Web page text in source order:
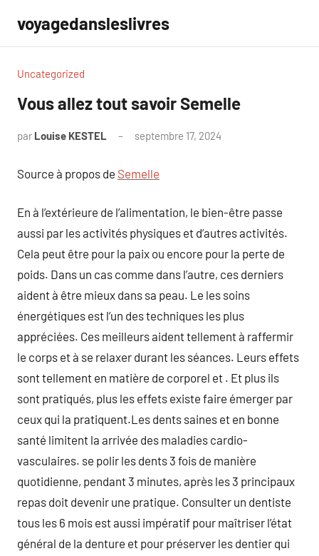
contenu
voyagedansleslivres
Uncategorized
Vous allez tout savoir Semelle
par Louise KESTEL septembre 17, 2024
Source à propos de Semelle
En à l’extérieure de l’alimentation, le bien-être passe
aussi par les activités physiques et d’autres activités.
Cela peut être pour la paix ou encore pour la perte de
poids. Dans un cas comme dans l’autre, ces derniers
aident à être mieux dans sa peau. Le les soins
énergétiques est l’un des techniques les plus
appréciées. Ces meilleurs aident tellement à raffermir
le corps et à se relaxer durant les séances. Leurs effets
sont tellement en matière de corporel et . Et plus ils
sont pratiqués, plus les effets existe faire émerger par
ceux qui la pratiquent.Les dents saines et en bonne
santé limitent la arrivée des maladies cardio-
vasculaires. se polir les dents 3 fois de manière
quotidienne, pendant 3 minutes, après les 3 principaux
repas doit devenir une pratique. Consulter un dentiste
tous les 6 mois est aussi impératif pour maîtriser l’état
général de la denture et pour préserver les dentier qui